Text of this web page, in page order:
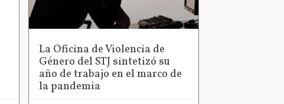
La Oficina de Violencia de
Género del STJ sintetizó su
año de trabajo en el marco de
la pandemia